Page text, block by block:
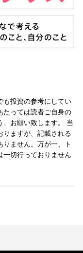
も投資の参考にしてい
たっては読者ご自身の
、お願い致します。 当
りますが、記載される
ません。万が一、ト
一切行っておりません